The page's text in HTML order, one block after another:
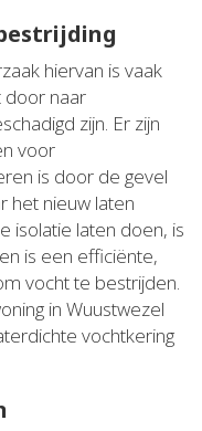
hiervan is vaak
door naar
zijn. Er zijn
voor
is door de gevel
het nieuw laten
isolatie laten doen, is
is een efficiënte,
vocht te bestrijden.
in Wuustwezel
vochtkering